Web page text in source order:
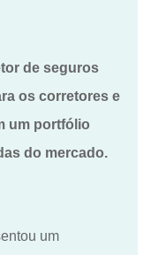
de seguros
os corretores e
um portfólio
do mercado.
um